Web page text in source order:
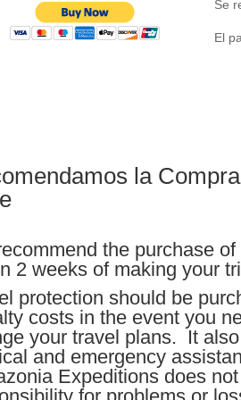
Se
El
la
the purchase
2 weeks of making your
protection should be
costs in the event you
your travel plans. It
and emergency
Expeditions does